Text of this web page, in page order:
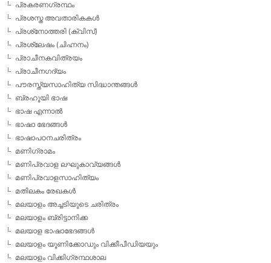
പ്രകരണഗ്രന്ഥം
പ്രശസ്ത അവതാരികകള്‍
പ്രശ്‌നോത്തരി (ക്വിസ്)
പ്രശ്ലേഷം (ചിഹ്നനം)
പ്രാചീനകവിത്രയം
പ്രാചീനഗദ്യം
പൗരസ്ത്യസാഹിത്യ സിദ്ധാന്തങ്ങള്‍
ബ്രഹൂയി ഭാഷ
ഭാഷ എന്നാല്‍
ഭാഷാ ഭേദങ്ങള്‍
ഭാഷാപഠനചരിത്രം
മണിഗ്രാമം
മണിപ്രവാള ലഘുകാവ്യങ്ങള്‍
മണിപ്രവാളസാഹിത്യം
മതിലകം രേഖകള്‍
മലയാളം അച്ചടിയുടെ ചരിത്രം
മലയാളം ബ്രിട്ടാനിക്ക
മലയാള ഭാഷാഭേദങ്ങള്‍
മലയാളം യൂണിക്കോഡും വിക്കീപീഡിയയും
മലയാളം വിക്കിഗ്രന്ഥശാല